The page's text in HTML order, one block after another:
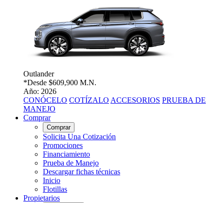
Outlander
*Desde $609,900 M.N.
Año: 2026
CONÓCELO COTÍZALO ACCESORIOS PRUEBA DE
MANEJO
Comprar
Comprar
Solicita Una Cotización
Promociones
Financiamiento
Prueba de Manejo
Descargar fichas técnicas
Inicio
Flotillas
Propietarios